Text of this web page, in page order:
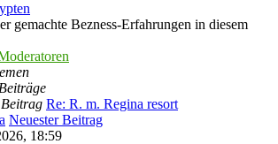
gemachte Bezness-Erfahrungen in diesem
Beiträge
Re: R. m. Regina resort
Neuester Beitrag
18:59